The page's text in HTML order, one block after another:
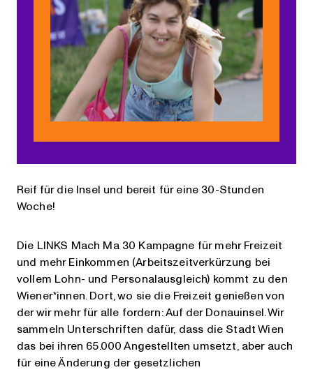
Reif für die Insel und bereit für eine 30-Stunden
Woche!
Die LINKS Mach Ma 30 Kampagne für mehr Freizeit
und mehr Einkommen (Arbeitszeitverkürzung bei
vollem Lohn- und Personalausgleich) kommt zu den
Wiener*innen. Dort, wo sie die Freizeit genießen von
der wir mehr für alle fordern: Auf der Donauinsel. Wir
sammeln Unterschriften dafür, dass die Stadt Wien
das bei ihren 65.000 Angestellten umsetzt, aber auch
für eine Änderung der gesetzlichen